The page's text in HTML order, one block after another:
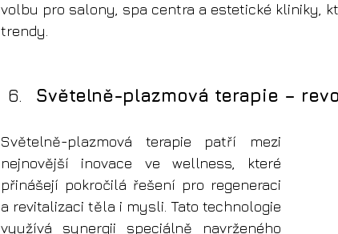
volbu pro salony, spa centra a estetické kliniky,
trendy.
Světelně-plazmová terapie –
Světelně-plazmová terapie patří mezi
nejnovější inovace ve wellness, které
přinášejí pokročilá řešení pro regeneraci
a revitalizaci těla i mysli. Tato technologie
využívá synergii speciálně navrženého